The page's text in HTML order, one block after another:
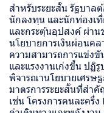
สำหรับระยะสั้น รัฐบาล
นักลงทุน และนักท่องเที่
และกระตุ้นอุปสงค์ ผ่า
นโยบายการเงินผ่อนคล
ความสามารถการแข่ง
และแรงงานเก่งขึ้น ปฏิ
พิจารณานโยบายเศรษ
มาตรการระยะสั้นที่สำ
เช่น โครงการคนละครึ่